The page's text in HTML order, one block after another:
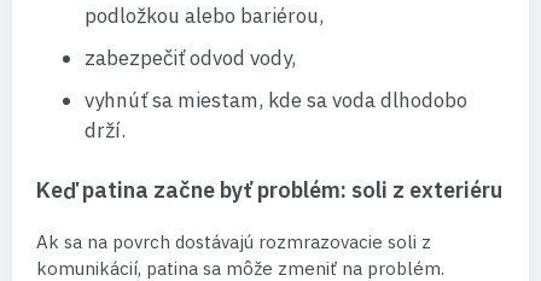
podložkou alebo bariérou,
zabezpečiť odvod vody,
vyhnúť sa miestam, kde sa voda dlhodobo
drží.
Keď patina začne byť problém: soli z exteriéru
Ak sa na povrch dostávajú rozmrazovacie soli z
komunikácií, patina sa môže zmeniť na problém.